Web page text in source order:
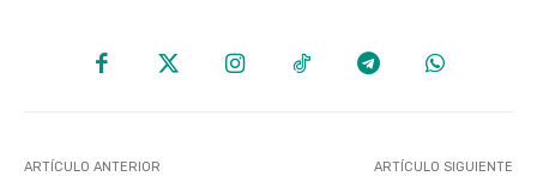
ARTÍCULO ANTERIOR ARTÍCULO SIGUIENTE